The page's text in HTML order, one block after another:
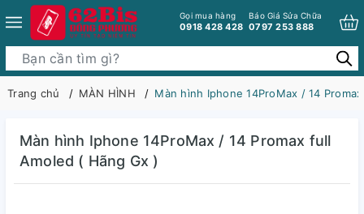
Gọi mua hàng
0918 428 428
Báo Giá Sửa Chữa
0797 253 888
Trang chủ MÀN HÌNH Màn hình Iphone 14ProMax / 14
Màn hình Iphone 14ProMax / 14 Promax full
Amoled​​​​​​​ ( Hãng Gx )